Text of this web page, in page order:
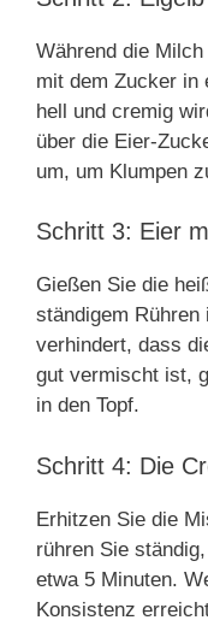
Während die
mit dem Zucker in
hell und cremig
über die Eier-
um, um Klumpen
Schritt 3: Eier
Gießen Sie die
ständigem
verhindert, dass
gut vermischt ist,
in den Topf.
Schritt 4: Die
Erhitzen Sie die
rühren Sie
etwa 5 Minuten.
Konsistenz